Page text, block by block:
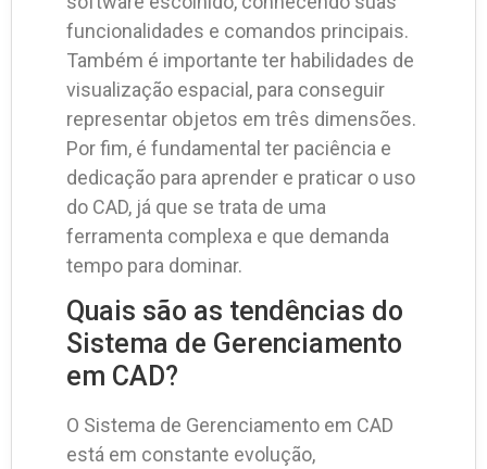
funcionalidades e comandos principais.
Também é importante ter habilidades de
visualização espacial, para conseguir
representar objetos em três dimensões.
Por fim, é fundamental ter paciência e
dedicação para aprender e praticar o uso
do CAD, já que se trata de uma
ferramenta complexa e que demanda
tempo para dominar.
Quais são as tendências do
Sistema de Gerenciamento
em CAD?
O Sistema de Gerenciamento em CAD
está em constante evolução,